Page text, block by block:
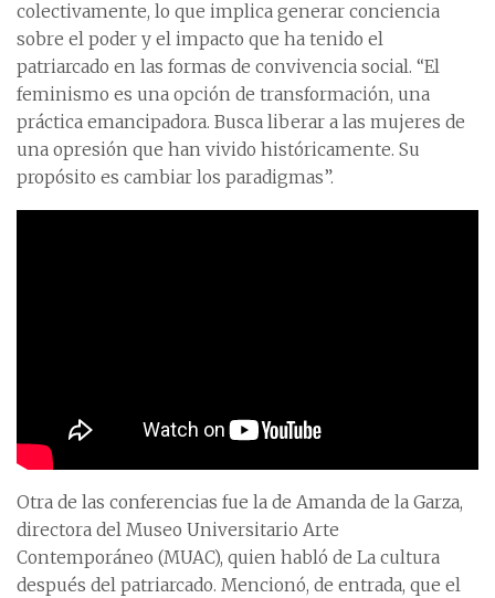
colectivamente, lo que implica generar conciencia
sobre el poder y el impacto que ha tenido el
patriarcado en las formas de convivencia social. “El
feminismo es una opción de transformación, una
práctica emancipadora. Busca liberar a las mujeres de
una opresión que han vivido históricamente. Su
propósito es cambiar los paradigmas”.
Otra de las conferencias fue la de Amanda de la Garza,
directora del Museo Universitario Arte
Contemporáneo (MUAC), quien habló de La cultura
después del patriarcado. Mencionó, de entrada, que el